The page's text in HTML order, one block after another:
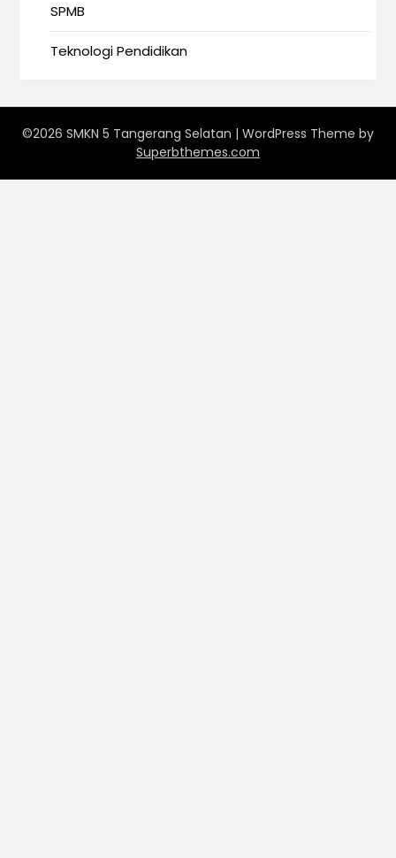
SPMB
Teknologi Pendidikan
©2026 SMKN 5 Tangerang Selatan | WordPress Theme by
Superbthemes.com